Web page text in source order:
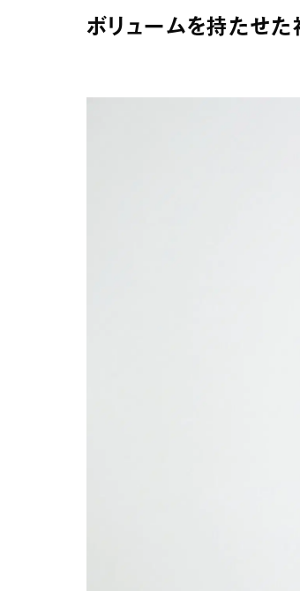
ボリュームを持たせ